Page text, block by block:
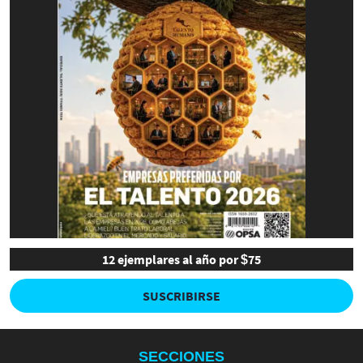
12 ejemplares al año por $75
SUSCRIBIRSE
SECCIONES